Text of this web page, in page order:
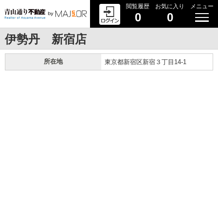
閲覧履歴
0
お気に入り
0
メニュー
伊勢丹 新宿店
所在地 東京都新宿区新宿３丁目14-1